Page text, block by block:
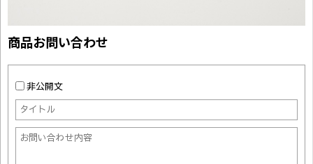
商品お問い合わせ
非公開文